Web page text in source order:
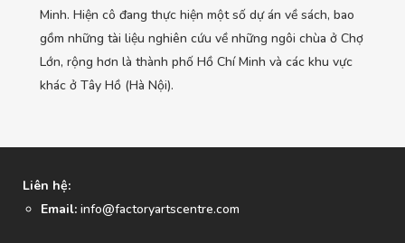
Minh. Hiện cô đang thực hiện một số dự án về sách, bao
gồm những tài liệu nghiên cứu về những ngôi chùa ở Chợ
Lớn, rộng hơn là thành phố Hồ Chí Minh và các khu vực
khác ở Tây Hồ (Hà Nội).
Liên hệ:
Email: info@factoryartscentre.com